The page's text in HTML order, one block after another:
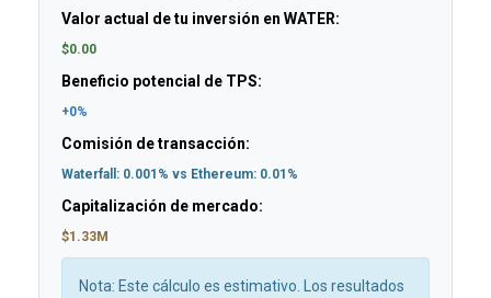
Valor actual de tu inversión en WATER:
$0.00
Beneficio potencial de TPS:
+0%
Comisión de transacción:
Waterfall: 0.001% vs Ethereum: 0.01%
Capitalización de mercado:
$1.33M
Nota: Este cálculo es estimativo. Los resultados